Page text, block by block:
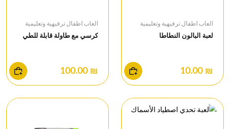
العاب اطفال ترفيهية وتعليمية
لعبة البالون النطاطا
₪ 10.00
العاب اطفال ترفيهية وتعليمية
كرسي مع طاولة قابلة للطي
₪ 100.00